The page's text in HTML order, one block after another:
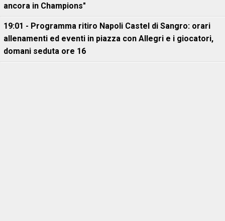
ancora in Champions"
19:01 - Programma ritiro Napoli Castel di Sangro: orari
allenamenti ed eventi in piazza con Allegri e i giocatori,
domani seduta ore 16